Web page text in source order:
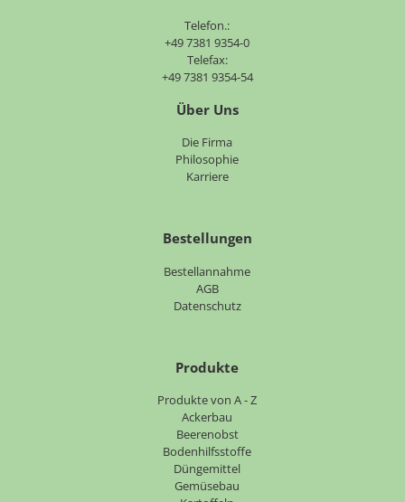
Telefon.:
+49 7381 9354-0
Telefax:
+49 7381 9354-54
Über Uns
Die Firma
Philosophie
Karriere
Bestellungen
Bestellannahme
AGB
Datenschutz
Produkte
Produkte von A - Z
Ackerbau
Beerenobst
Bodenhilfsstoffe
Düngemittel
Gemüsebau